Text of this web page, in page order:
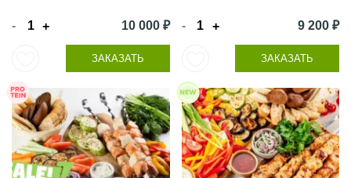
- + 10 000 ₽
ЗАКАЗАТЬ
- + 9 200 ₽
ЗАКАЗАТЬ